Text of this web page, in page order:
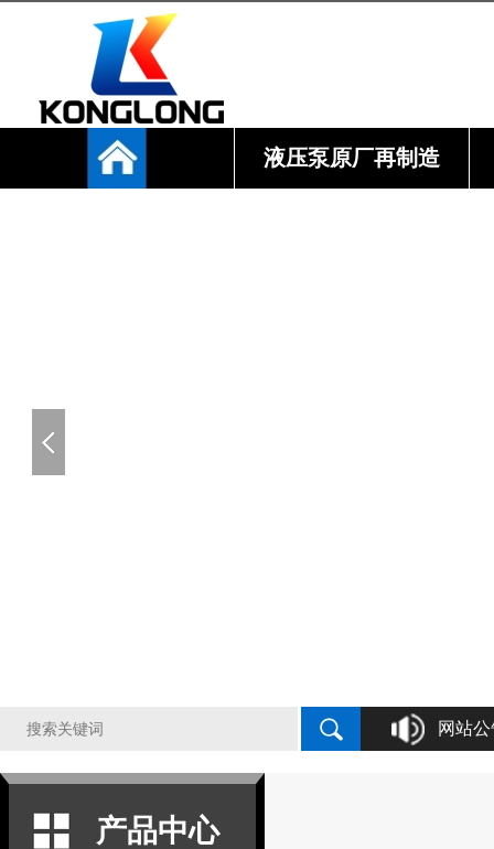
液压泵原厂再制造
网站
液压泵原
产品中心